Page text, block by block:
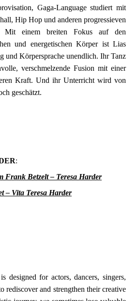
Gaga-Language studiert mit
Hip Hop und anderen progressieven
Mit einem breiten Fokus auf den
und energetischen Körper ist Lias
und Körpersprache unendlich. Ihr Tanz
verschmelzende Fusion mit einer
Kraft. Und ihr Unterricht wird von
geschätzt.
:
Frank Betzelt – Teresa Harder
– Vita Teresa Harder
designed for actors, dancers, singers,
rediscover and strengthen their creative